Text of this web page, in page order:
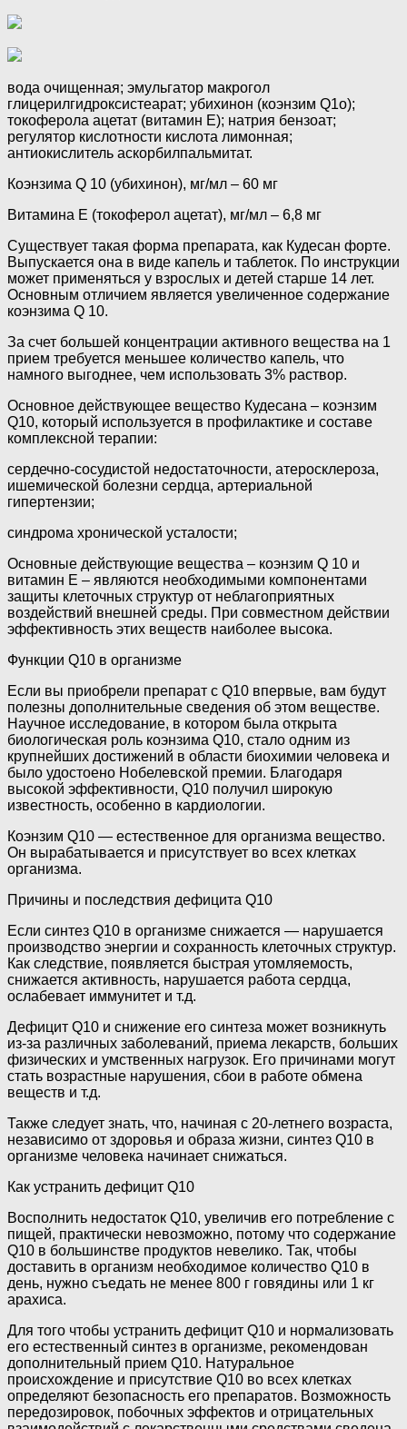
вода очищенная; эмульгатор макрогол
глицерилгидроксистеарат; убихинон (коэнзим Q1o);
токоферола ацетат (витамин Е); натрия бензоат;
регулятор кислотности кислота лимонная;
антиокислитель аскорбилпальмитат.
Коэнзима Q 10 (убихинон), мг/мл – 60 мг
Витамина Е (токоферол ацетат), мг/мл – 6,8 мг
Существует такая форма препарата, как Кудесан форте.
Выпускается она в виде капель и таблеток. По инструкции
может применяться у взрослых и детей старше 14 лет.
Основным отличием является увеличенное содержание
коэнзима Q 10.
За счет большей концентрации активного вещества на 1
прием требуется меньшее количество капель, что
намного выгоднее, чем использовать 3% раствор.
Основное действующее вещество Кудесана – коэнзим
Q10, который используется в профилактике и составе
комплексной терапии:
сердечно-сосудистой недостаточности, атеросклероза,
ишемической болезни сердца, артериальной
гипертензии;
синдрома хронической усталости;
Основные действующие вещества – коэнзим Q 10 и
витамин Е – являются необходимыми компонентами
защиты клеточных структур от неблагоприятных
воздействий внешней среды. При совместном действии
эффективность этих веществ наиболее высока.
Функции Q10 в организме
Если вы приобрели препарат с Q10 впервые, вам будут
полезны дополнительные сведения об этом веществе.
Научное исследование, в котором была открыта
биологическая роль коэнзима Q10, стало одним из
крупнейших достижений в области биохимии человека и
было удостоено Нобелевской премии. Благодаря
высокой эффективности, Q10 получил широкую
известность, особенно в кардиологии.
Коэнзим Q10 — естественное для организма вещество.
Он вырабатывается и присутствует во всех клетках
организма.
Причины и последствия дефицита Q10
Если синтез Q10 в организме снижается — нарушается
производство энергии и сохранность клеточных структур.
Как следствие, появляется быстрая утомляемость,
снижается активность, нарушается работа сердца,
ослабевает иммунитет и т.д.
Дефицит Q10 и снижение его синтеза может возникнуть
из-за различных заболеваний, приема лекарств, больших
физических и умственных нагрузок. Его причинами могут
стать возрастные нарушения, сбои в работе обмена
веществ и т.д.
Также следует знать, что, начиная с 20-летнего возраста,
независимо от здоровья и образа жизни, синтез Q10 в
организме человека начинает снижаться.
Как устранить дефицит Q10
Восполнить недостаток Q10, увеличив его потребление с
пищей, практически невозможно, потому что содержание
Q10 в большинстве продуктов невелико. Так, чтобы
доставить в организм необходимое количество Q10 в
день, нужно съедать не менее 800 г говядины или 1 кг
арахиса.
Для того чтобы устранить дефицит Q10 и нормализовать
его естественный синтез в организме, рекомендован
дополнительный прием Q10. Натуральное
происхождение и присутствие Q10 во всех клетках
определяют безопасность его препаратов. Возможность
передозировок, побочных эффектов и отрицательных